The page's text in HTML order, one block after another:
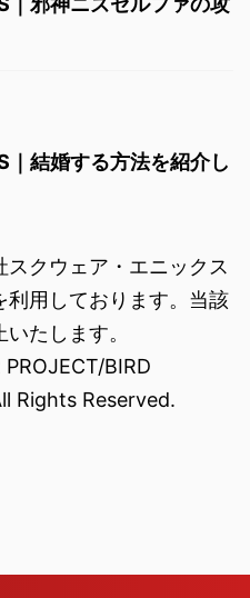
｜結婚する方法を紹介し
クウェア・エニックス
利用しております。当該
たします。
PROJECT/BIRD
Rights Reserved.